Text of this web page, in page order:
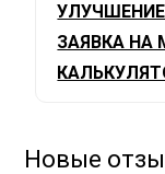
ЗАЯВКА НА
Новые